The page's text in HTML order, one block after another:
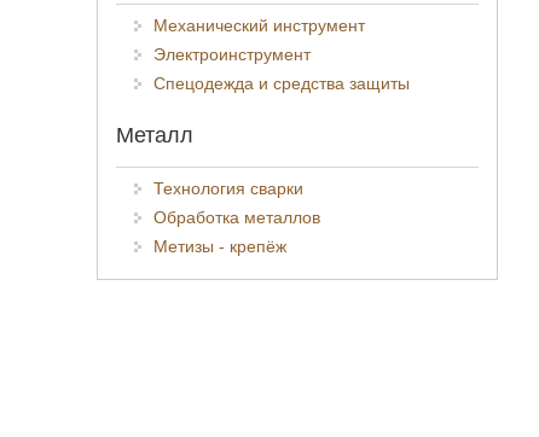
Механический инструмент
Электроинструмент
Спецодежда и средства защиты
Металл
Технология сварки
Обработка металлов
Метизы - крепёж